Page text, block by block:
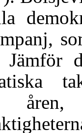
Jämför
åren,